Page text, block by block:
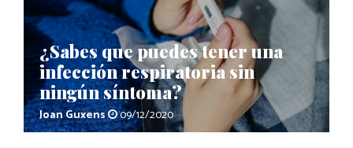
¿Sabes que puedes tener una
infección respiratoria sin
ningún síntoma?
Joan Guxens 09/12/2020